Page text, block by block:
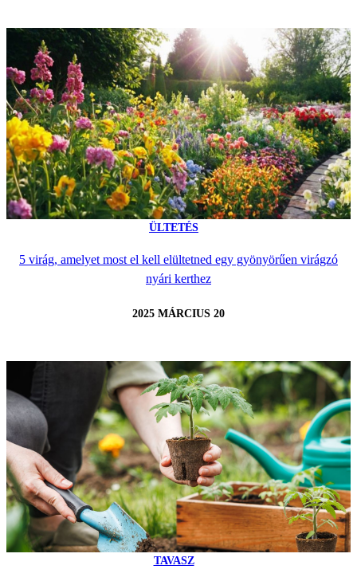
ÜLTETÉS
5 virág, amelyet most el kell elültetned egy gyönyörűen virágzó
nyári kerthez
2025 MÁRCIUS 20
TAVASZ